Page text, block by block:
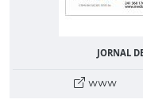
JORNAL
www